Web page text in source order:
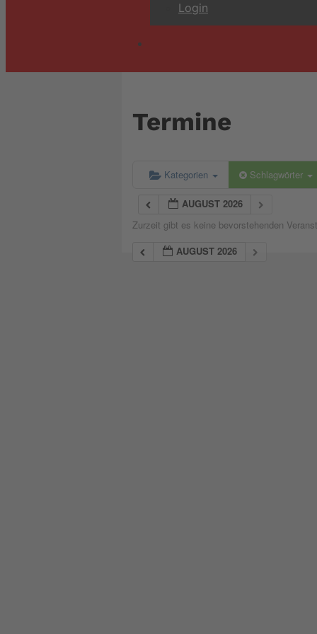
Login
Termine
Kategorien Schlagwörter
AUGUST 2026
Zurzeit gibt es keine bevorstehenden
AUGUST 2026